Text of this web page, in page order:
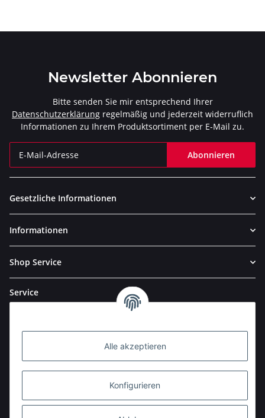
Alle akzeptieren
Konfigurieren
Newsletter Abonnieren
Bitte senden Sie mir entsprechend Ihrer
Datenschutzerklärung regelmäßig und jederzeit widerruflich
Informationen zu Ihrem Produktsortiment per E-Mail zu.
Abonnieren
Gesetzliche Informationen
Informationen
Shop Service
Service